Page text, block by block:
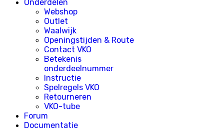
Onderdelen
Webshop
Outlet
Waalwijk
Openingstijden & Route
Contact VKO
Betekenis
onderdeelnummer
Instructie
Spelregels VKO
Retourneren
VKO-tube
Forum
Documentatie